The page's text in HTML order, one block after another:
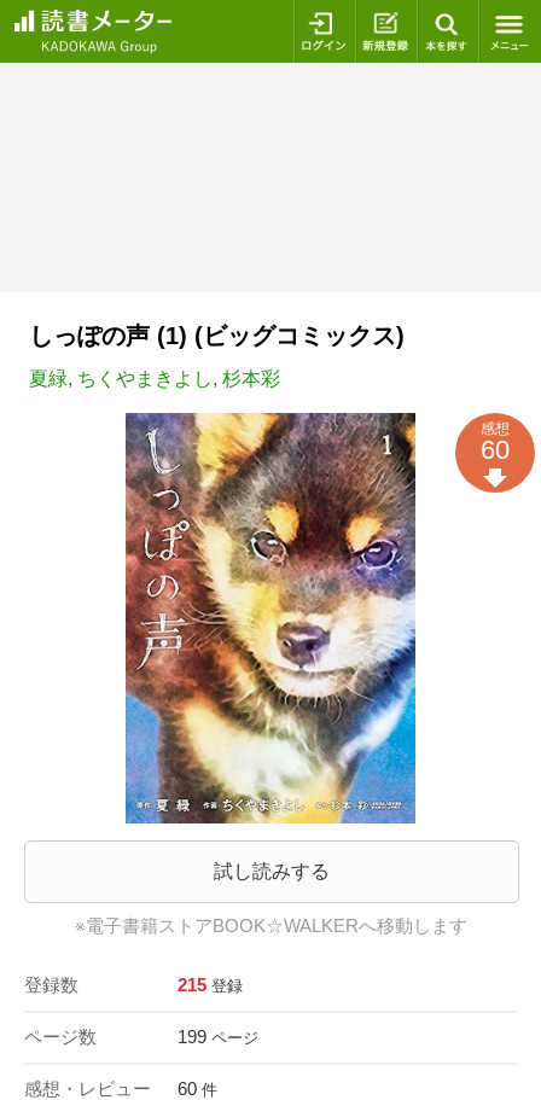
ログイン 新規登録
しっぽの声 (1) (ビッグコミックス)
夏緑, ちくやまきよし, 杉本彩
試し読みする
※電子書籍ストアBOOK☆WALKERへ移動します
登録数 215 登録
ページ数 199 ページ
感想・レビュー 60 件
感想
60